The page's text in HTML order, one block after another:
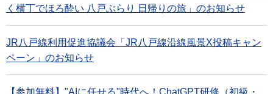
く横丁でほろ酔い 八戸ぶらり 日帰りの旅」のお知らせ
JR八戸線利用促進協議会「JR八戸線沿線風景X投稿キャン
ペーン」のお知らせ
【参加無料】"AIに任せる"時代へ！ChatGPT研修（初級・